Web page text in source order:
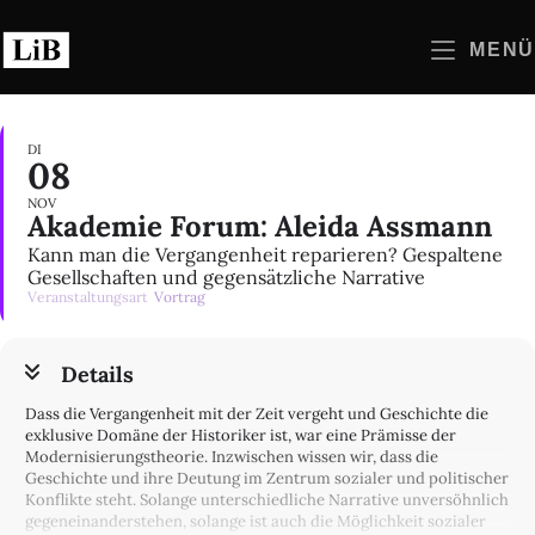
Inhalt
springen
MENÜ
DI
08
NOV
Akademie Forum: Aleida Assmann
Kann man die Vergangenheit reparieren? Gespaltene
Gesellschaften und gegensätzliche Narrative
Veranstaltungsart Vortrag
Details
Dass die Vergangenheit mit der Zeit vergeht und Geschichte die
exklusive Domäne der Historiker ist, war eine Prämisse der
Modernisierungstheorie. Inzwischen wissen wir, dass die
Geschichte und ihre Deutung im Zentrum sozialer und politischer
Konflikte steht. Solange unterschiedliche Narrative unversöhnlich
gegeneinanderstehen, solange ist auch die Möglichkeit sozialer